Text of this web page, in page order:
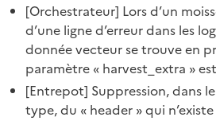
[Orchestrateur] Lors d’un
d’une ligne d’erreur dans les
donnée vecteur se trouve en
paramètre « harvest_extra »
[Entrepot] Suppression, dans
type, du « header » qui